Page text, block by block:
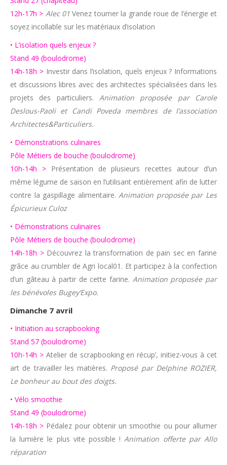
12h-17h > Alec 01 Venez tourner la grande roue de l’énergie et
soyez incollable sur les matériaux d’isolation
• L’isolation quels enjeux ?
Stand 49 (boulodrome)
14h-18h >Investir dans l’isolation, quels enjeux ? Informations
et discussions libres avec des architectes spécialisées dans les
projets des particuliers. Animation proposée par Carole
Deslous-Paoli et Candi Poveda membres de l’association
Architectes&Particuliers.
• Démonstrations culinaires
Pôle Métiers de bouche (boulodrome)
10h-14h >Présentation de plusieurs recettes autour d’un
même légume de saison en l’utilisant entièrement afin de lutter
contre la gaspillage alimentaire.Animation proposée par Les
Épicurieux Culoz
• Démonstrations culinaires
Pôle Métiers de bouche (boulodrome)
14h-18h >Découvrez la transformation de pain sec en farine
grâce au crumbler de Agri local01. Et participez à la confection
d’un gâteau à partir de cette farine. Animation proposée par
les bénévoles Bugey’Expo.
Dimanche 7 avril
• Initiation au scrapbooking
Stand 57 (boulodrome)
10h-14h >Atelier de scrapbooking en récup’, initiez-vous à cet
art de travailler les matières. Proposé par Delphine ROZIER,
Le bonheur au bout des doigts.
• Vélo smoothie
Stand 49 (boulodrome)
14h-18h > Pédalez pour obtenir un smoothie ou pour allumer
la lumière le plus vite possible !Animation offerte par Allo
réparation